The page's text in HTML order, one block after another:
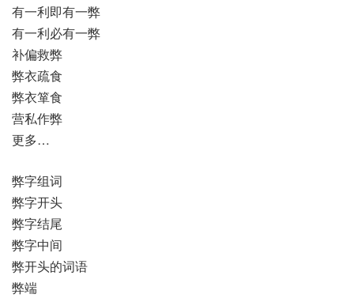
有一利即有一弊
有一利必有一弊
补偏救弊
弊衣疏食
弊衣箪食
营私作弊
更多…
弊字组词
弊字开头
弊字结尾
弊字中间
弊开头的词语
弊端